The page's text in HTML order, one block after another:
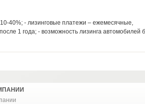
40%; - лизинговые платежи – ежемесячные,
1 года; - возможность лизинга автомобилей